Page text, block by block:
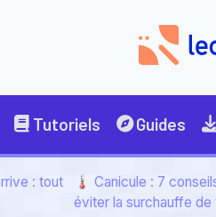
Tutoriels Guides
: tout
🌡️ Canicule : 7
éviter la surchauffe de